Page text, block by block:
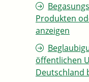
Produkten
anzeigen
öffentlichen
Deutschland